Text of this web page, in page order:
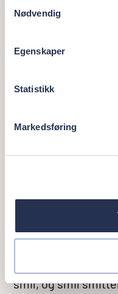
Nødvendig
Egenskaper
Statistikk
Markedsføring
søknad og CV i
fortløpende.
Om
Oris Dental
innen tannhelse.
suksessfaktor, og
en god
med mange
faglig utvikling
smil, og smil